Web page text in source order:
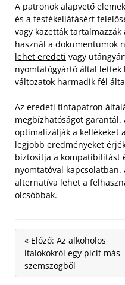
A patronok alapvető
és a festékellátásért
vagy kazetták
használ a dokumentumok
lehet eredeti vagy
nyomtatógyártó által
változatok harmadik fél
Az eredeti tintapatron
megbízhatóságot garantál.
optimalizálják a kellékeket
legjobb eredményeket
biztosítja a kompatibilitást
nyomtatóval
alternatíva lehet a
olcsóbbak.
« Előző: Az alkoholos
italokokról egy picit más
szemszögből